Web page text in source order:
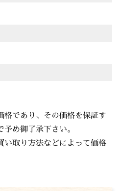
であり、その価格を保証す
め御了承下さい。
取り方法などによって価格